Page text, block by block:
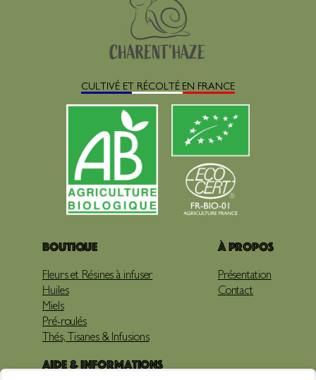
CULTIVÉ ET RÉCOLTÉ EN FRANCE
Boutique
Fleurs et Résines à infuser
Huiles
Miels
Pré-roulés
Thés, Tisanes & Infusions
À propos
Présentation
Contact
Aide & Informations